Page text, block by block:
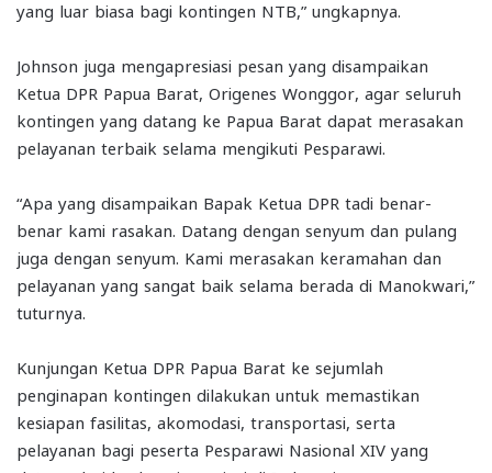
yang luar biasa bagi kontingen NTB,” ungkapnya.
Johnson juga mengapresiasi pesan yang disampaikan
Ketua DPR Papua Barat, Origenes Wonggor, agar seluruh
kontingen yang datang ke Papua Barat dapat merasakan
pelayanan terbaik selama mengikuti Pesparawi.
“Apa yang disampaikan Bapak Ketua DPR tadi benar-
benar kami rasakan. Datang dengan senyum dan pulang
juga dengan senyum. Kami merasakan keramahan dan
pelayanan yang sangat baik selama berada di Manokwari,”
tuturnya.
Kunjungan Ketua DPR Papua Barat ke sejumlah
penginapan kontingen dilakukan untuk memastikan
kesiapan fasilitas, akomodasi, transportasi, serta
pelayanan bagi peserta Pesparawi Nasional XIV yang